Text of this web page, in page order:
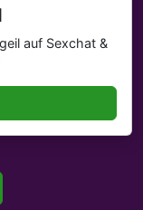
auf Sexchat &